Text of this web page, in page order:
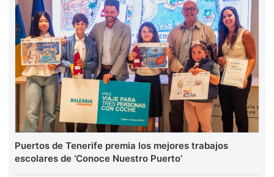
Puertos de Tenerife premia los mejores trabajos
escolares de ‘Conoce Nuestro Puerto’